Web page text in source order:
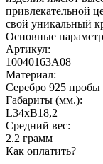
привлекательной
свой уникальный
Основные
Артикул:
10040163А08
Материал:
Серебро 925 пробы
Габариты (мм.):
L34хB18,2
Средний вес:
2.2 грамм
Как оплатить?